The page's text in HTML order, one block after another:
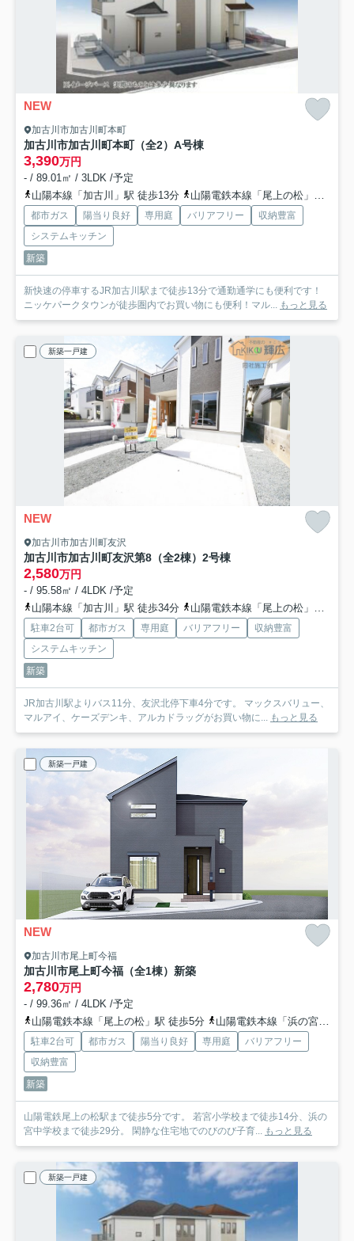
NEW
加古川市加古川町本町
加古川市加古川町本町（全2）A号棟
3,390万円
- / 89.01㎡ / 3LDK /予定
山陽本線「加古川」駅 徒歩13分
山陽電鉄本線「尾上の松」駅 徒歩41分
都市ガス 陽当り良好 専用庭 バリアフリー
収納豊富
システムキッチン
新築
新快速の停車するJR加古川駅まで徒歩13分で通勤通学にも便利です！
ニッケパークタウンが徒歩圏内でお買い物にも便利！マル... もっと見る
新築一戸建
NEW
加古川市加古川町友沢
加古川市加古川町友沢第8（全2棟）2号棟
2,580万円
- / 95.58㎡ / 4LDK /予定
山陽本線「加古川」駅 徒歩34分
山陽電鉄本線「尾上の松」駅 徒歩36分
駐車2台可 都市ガス 専用庭 バリアフリー
収納豊富
システムキッチン
新築
JR加古川駅よりバス11分、友沢北停下車4分です。 マックスバリュー、
マルアイ、ケーズデンキ、アルカドラッグがお買い物に... もっと見る
新築一戸建
NEW
加古川市尾上町今福
加古川市尾上町今福（全1棟）新築
2,780万円
- / 99.36㎡ / 4LDK /予定
山陽電鉄本線「尾上の松」駅 徒歩5分
山陽電鉄本線「浜の宮」駅 徒歩18分
駐車2台可 都市ガス 陽当り良好 専用庭
バリアフリー
収納豊富
新築
山陽電鉄尾上の松駅まで徒歩5分です。 若宮小学校まで徒歩14分、浜の
宮中学校まで徒歩29分。 閑静な住宅地でのびのび子育...
もっと見る
新築一戸建